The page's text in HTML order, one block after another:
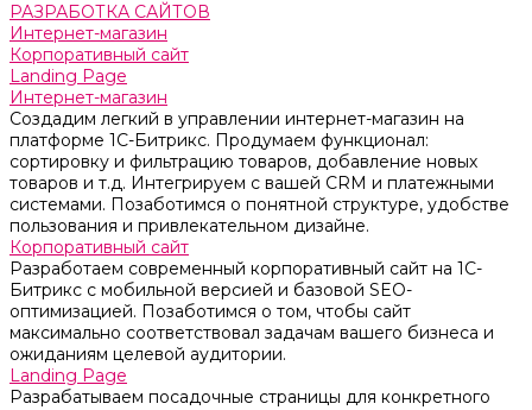
РАЗРАБОТКА САЙТОВ
Интернет-магазин
Корпоративный сайт
Landing Page
Интернет-магазин
Создадим легкий в управлении интернет-магазин на
платформе 1С-Битрикс. Продумаем функционал:
сортировку и фильтрацию товаров, добавление новых
товаров и т.д. Интегрируем с вашей CRM и платежными
системами. Позаботимся о понятной структуре, удобстве
пользования и привлекательном дизайне.
Корпоративный сайт
Разработаем современный корпоративный сайт на 1С-
Битрикс с мобильной версией и базовой SEO-
оптимизацией. Позаботимся о том, чтобы сайт
максимально соответствовал задачам вашего бизнеса и
ожиданиям целевой аудитории.
Landing Page
Разрабатываем посадочные страницы для конкретного